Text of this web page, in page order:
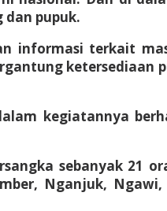
pupuk.
informasi terkait
ketersediaan
kegiatannya
sebanyak 21
Nganjuk,